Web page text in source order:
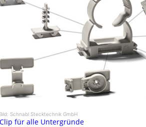
Schnabl Stecktechnik GmbH
für alle Untergründe